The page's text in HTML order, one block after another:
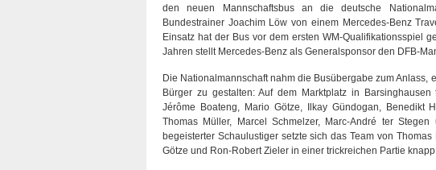
den neuen Mannschaftsbus an die deutsche
Bundestrainer Joachim Löw von einem Mercedes-Benz
Einsatz hat der Bus vor dem ersten WM-Qualifikationsspiel
Jahren stellt Mercedes-Benz als Generalsponsor den DFB-
Die Nationalmannschaft nahm die Busübergabe zum
Bürger zu gestalten: Auf dem Marktplatz in
Jérôme Boateng, Mario Götze, Ilkay Gündogan, Benedikt
Thomas Müller, Marcel Schmelzer, Marc-André ter
begeisterter Schaulustiger setzte sich das Team von
Götze und Ron-Robert Zieler in einer trickreichen Partie